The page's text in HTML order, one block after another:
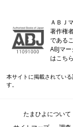
ＡＢＪ
著作権
である
ABJマ
はこ
本サイトに掲載されてい
す。
たまひよについて